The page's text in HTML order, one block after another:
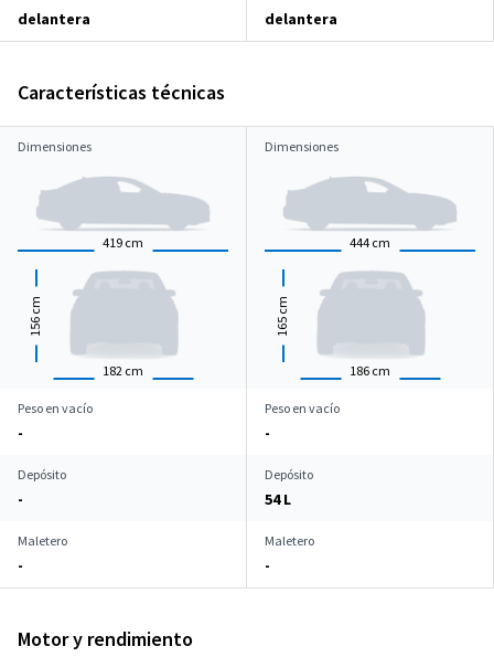
delantera delantera
Características técnicas
Dimensiones
419 cm
182 cm
156
cm
Dimensiones
444 cm
186 cm
165
cm
Peso en vacío
-
Peso en vacío
-
Depósito
-
Depósito
54 L
Maletero
-
Maletero
-
Motor y rendimiento